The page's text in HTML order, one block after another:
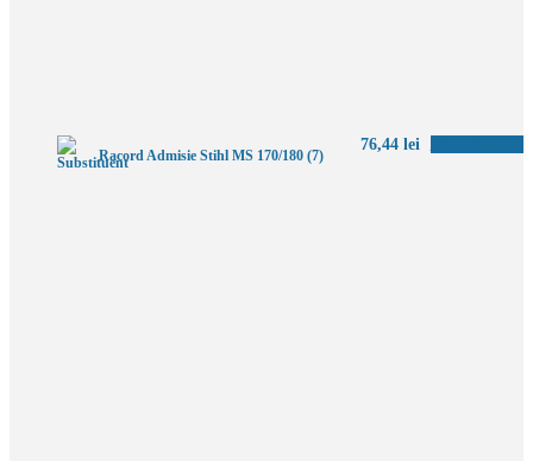
Racord Admisie Stihl MS 170/180 (7)
76,44 lei